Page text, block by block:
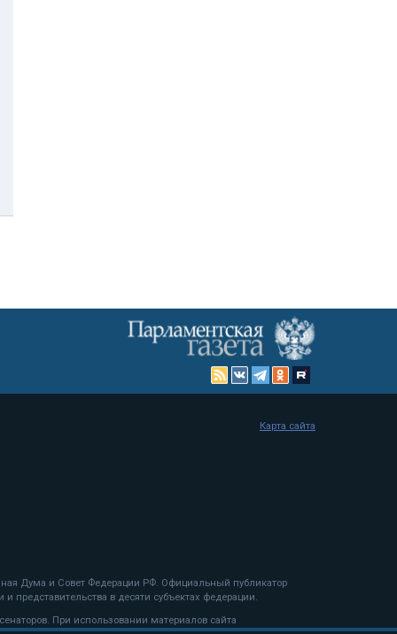
Дума и Совет Федерации РФ. Официальный публикатор
представительства в десяти субъектах федерации.
При использовании материалов сайта
Карта сайта